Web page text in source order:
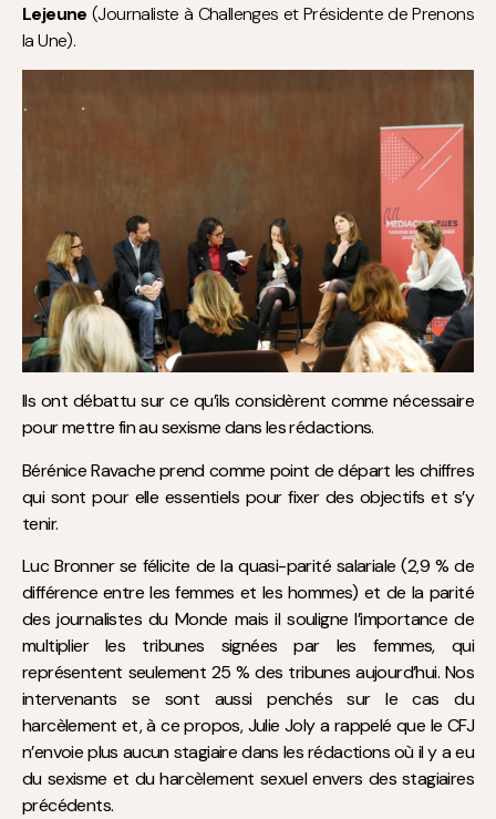
Lejeune (Journaliste à Challenges et Présidente de Prenons
la Une).
Ils ont débattu sur ce qu’ils considèrent comme nécessaire
pour mettre fin au sexisme dans les rédactions.
Bérénice Ravache prend comme point de départ les chiffres
qui sont pour elle essentiels pour fixer des objectifs et s’y
tenir.
Luc Bronner se félicite de la quasi-parité salariale (2,9 % de
différence entre les femmes et les hommes) et de la parité
des journalistes du Monde mais il souligne l’importance de
multiplier les tribunes signées par les femmes, qui
représentent seulement 25 % des tribunes aujourd’hui. Nos
intervenants se sont aussi penchés sur le cas du
harcèlement et, à ce propos, Julie Joly a rappelé que le CFJ
n’envoie plus aucun stagiaire dans les rédactions où il y a eu
du sexisme et du harcèlement sexuel envers des stagiaires
précédents.